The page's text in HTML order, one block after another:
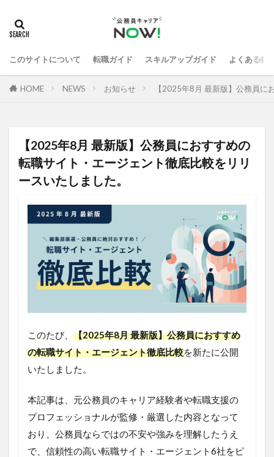
このサイトについて 転職ガイド スキルアップガイド よくある質
HOME NEWS お知らせ 【2025年8月 最新版】公務員
【2025年8月 最新版】公務員におすすめの
転職サイト・エージェント徹底比較をリリ
ースいたしました。
このたび、 【2025年8月 最新版】公務員におすすめ
の転職サイト・エージェント徹底比較を新たに公開
いたしました。
本記事は、元公務員のキャリア経験者や転職支援の
プロフェッショナルが監修・厳選した内容となって
おり、公務員ならではの不安や強みを理解したうえ
で、信頼性の高い転職サイト・エージェント6社をピ